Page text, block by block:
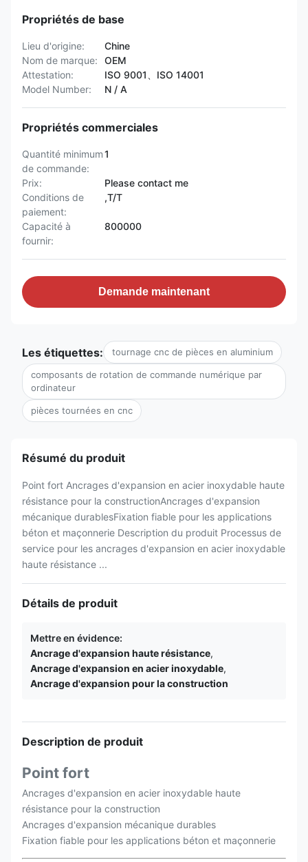
Propriétés de base
Lieu d'origine:
Chine
Nom de marque:
OEM
Attestation:
ISO 9001、ISO 14001
Model Number:
N / A
Propriétés commerciales
Quantité minimum
de commande:
1
Prix:
Please contact me
Conditions de
paiement:
,T/T
Capacité à
fournir:
800000
Demande maintenant
Les étiquettes: tournage cnc de pièces en aluminium
composants de rotation de commande numérique par
ordinateur
pièces tournées en cnc
Résumé du produit
Point fort Ancrages d'expansion en acier inoxydable haute
résistance pour la constructionAncrages d'expansion
mécanique durablesFixation fiable pour les applications
béton et maçonnerie Description du produit Processus de
service pour les ancrages d'expansion en acier inoxydable
haute résistance ...
Détails de produit
Mettre en évidence:
Ancrage d'expansion haute résistance,
Ancrage d'expansion en acier inoxydable,
Ancrage d'expansion pour la construction
Description de produit
Point fort
Ancrages d'expansion en acier inoxydable haute
résistance pour la construction
Ancrages d'expansion mécanique durables
Fixation fiable pour les applications béton et maçonnerie